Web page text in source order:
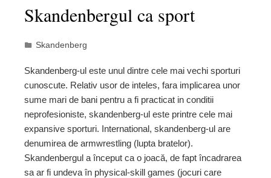
Skandenbergul ca sport
Skandenberg
Skandenberg-ul este unul dintre cele mai vechi sporturi
cunoscute. Relativ usor de inteles, fara implicarea unor
sume mari de bani pentru a fi practicat in conditii
neprofesioniste, skandenberg-ul este printre cele mai
expansive sporturi. International, skandenberg-ul are
denumirea de armwrestling (lupta bratelor).
Skandenbergul a început ca o joacă, de fapt încadrarea
sa ar fi undeva în physical-skill games (jocuri care